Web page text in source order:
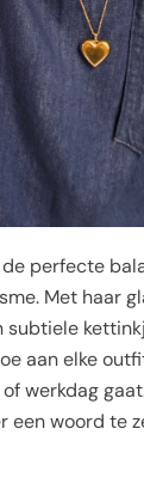
de perfecte
Met haar
subtiele
aan elke
werkdag
een woord te